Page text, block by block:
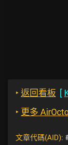
‣ 返回看板 [
‣ 更多
文章代碼(AID):